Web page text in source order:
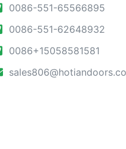
0086-551-65566895
0086-551-62648932
0086+15058581581